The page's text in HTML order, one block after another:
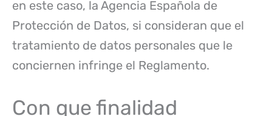
en este caso, la Agencia Española de
Protección de Datos, si consideran que el
tratamiento de datos personales que le
conciernen infringe el Reglamento.
Con que finalidad